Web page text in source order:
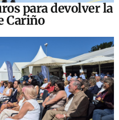
para devolver la
Cariño